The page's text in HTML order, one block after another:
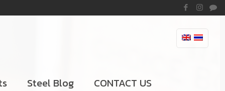
Steel Blog CONTACT US